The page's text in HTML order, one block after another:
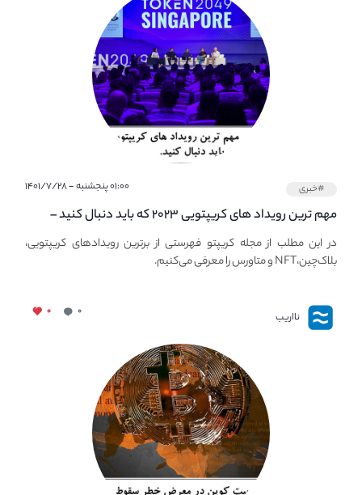
#خبری ۰۱:۰۰ پنجشنبه - ۱۴۰۱/۷/۲۸
مهم ترین رویداد های کریپتویی ۲۰۲۳ که باید دنبال کنید –
معرفی بهترین رویداد های جهانی
در این مطلب از مجله کریپتو فهرستی از برترین رویدادهای کریپتویی،
بلاک‌چین،NFT و متاورس را معرفی می‌کنیم.
نااریب ۰ ۰